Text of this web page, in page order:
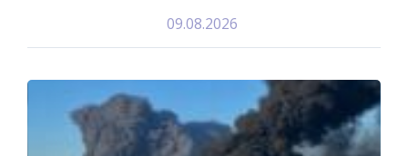
09.08.2026